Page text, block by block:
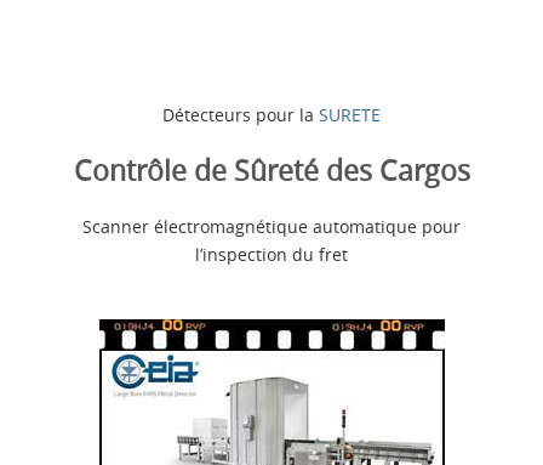
Détecteurs pour la SURETE
Contrôle de Sûreté des Cargos
Scanner électromagnétique automatique pour
l’inspection du fret